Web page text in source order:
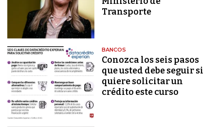
Transporte
BANCOS
Conozca los seis pasos
que usted debe seguir si
quiere solicitar un
crédito este curso